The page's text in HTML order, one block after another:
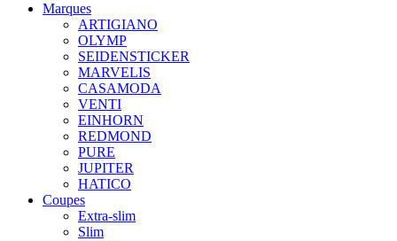
Marques
ARTIGIANO
OLYMP
SEIDENSTICKER
MARVELIS
CASAMODA
VENTI
EINHORN
REDMOND
PURE
JUPITER
HATICO
Coupes
Extra-slim
Slim